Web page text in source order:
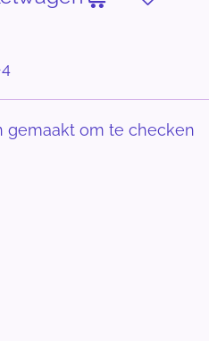
gemaakt om te checken